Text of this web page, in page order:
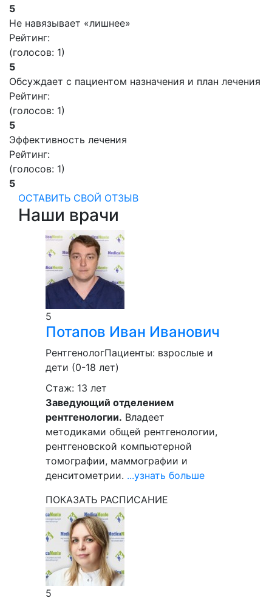
5
Не навязывает «лишнее»
Рейтинг:
(голосов: 1)
5
Обсуждает с пациентом назначения и план лечения
Рейтинг:
(голосов: 1)
5
Эффективность лечения
Рейтинг:
(голосов: 1)
5
ОСТАВИТЬ СВОЙ ОТЗЫВ
Наши врачи
5
Потапов Иван Иванович
РентгенологПациенты: взрослые и
дети (0-18 лет)
Стаж: 13 лет
Заведующий отделением
рентгенологии. Владеет
методиками общей рентгенологии,
рентгеновской компьютерной
томографии, маммографии и
денситометрии. ...узнать больше
ПОКАЗАТЬ РАСПИСАНИЕ
5